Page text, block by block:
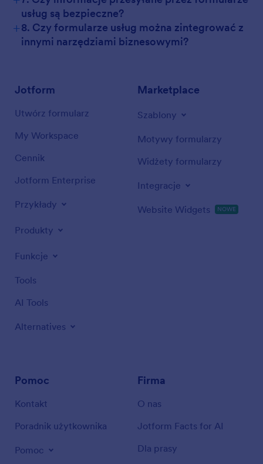
usług są bezpieczne?
+8. Czy formularze usług można zintegrować z
innymi narzędziami biznesowymi?
Jotform
Utwórz formularz
My Workspace
Cennik
Jotform Enterprise
Przykłady
Produkty
Funkcje
Tools
AI Tools
Alternatives
Marketplace
Szablony
Motywy formularzy
Widżety formularzy
Integracje
Website Widgets NOWE
Pomoc
Kontakt
Poradnik użytkownika
Pomoc
Firma
O nas
Jotform Facts for AI
Dla prasy